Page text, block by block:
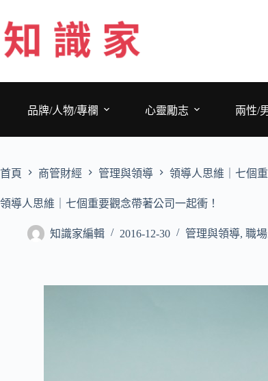
至
主
要
品牌/人物/專欄
心靈勵志 兩性/
首頁 商管財經 管理與領導 領導人思維｜七個
領導人思維｜七個重要觀念帶著公司一起衝！
知識家編輯 2016-12-30 管理與領導, 職